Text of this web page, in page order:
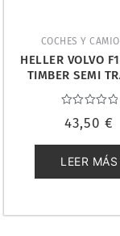
COCHES Y
HELLER VOLVO
TIMBER SEMI
1/32. 57704
con
de
5
43,50€
LEER MÁS